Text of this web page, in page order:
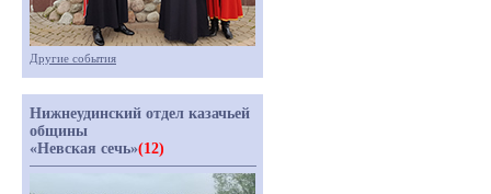
Другие события
Нижнеудинский отдел казачьей
общины
«Невская сечь»(12)